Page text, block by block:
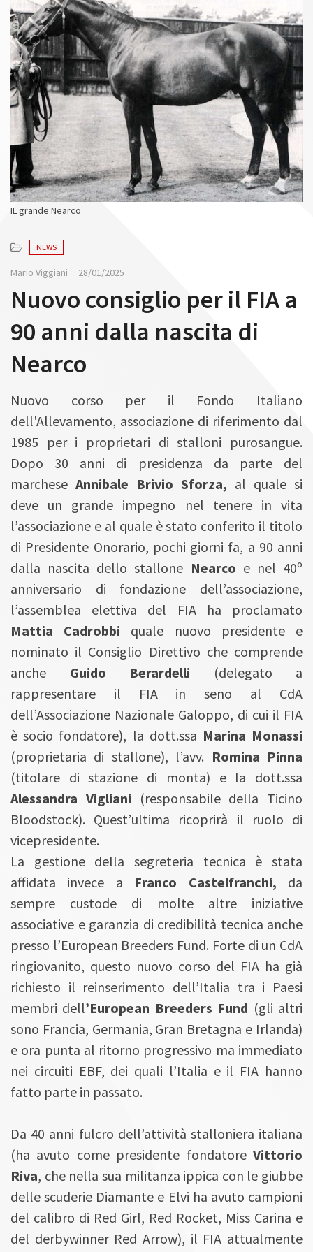
n
IL grande Nearco
NEWS
Mario Viggiani 28/01/2025
Nuovo consiglio per il FIA a
90 anni dalla nascita di
Nearco
Nuovo corso per il Fondo Italiano
dell'Allevamento, associazione di riferimento dal
1985 per i proprietari di stalloni purosangue.
Dopo 30 anni di presidenza da parte del
marchese Annibale Brivio Sforza, al quale si
deve un grande impegno nel tenere in vita
l’associazione e al quale è stato conferito il titolo
di Presidente Onorario, pochi giorni fa, a 90 anni
dalla nascita dello stallone Nearco e nel 40º
anniversario di fondazione dell’associazione,
l’assemblea elettiva del FIA ha proclamato
Mattia Cadrobbi quale nuovo presidente e
nominato il Consiglio Direttivo che comprende
anche Guido Berardelli (delegato a
rappresentare il FIA in seno al CdA
dell’Associazione Nazionale Galoppo, di cui il FIA
è socio fondatore), la dott.ssa Marina Monassi
(proprietaria di stallone), l’avv. Romina Pinna
(titolare di stazione di monta) e la dott.ssa
Alessandra Vigliani (responsabile della Ticino
Bloodstock). Quest’ultima ricoprirà il ruolo di
vicepresidente.
La gestione della segreteria tecnica è stata
affidata invece a Franco Castelfranchi, da
sempre custode di molte altre iniziative
associative e garanzia di credibilità tecnica anche
presso l’European Breeders Fund. Forte di un CdA
ringiovanito, questo nuovo corso del FIA ha già
richiesto il reinserimento dell’Italia tra i Paesi
membri dell’European Breeders Fund (gli altri
sono Francia, Germania, Gran Bretagna e Irlanda)
e ora punta al ritorno progressivo ma immediato
nei circuiti EBF, dei quali l’Italia e il FIA hanno
fatto parte in passato.
Da 40 anni fulcro dell’attività stalloniera italiana
(ha avuto come presidente fondatore Vittorio
Riva, che nella sua militanza ippica con le giubbe
delle scuderie Diamante e Elvi ha avuto campioni
del calibro di Red Girl, Red Rocket, Miss Carina e
del derbywinner Red Arrow), il FIA attualmente